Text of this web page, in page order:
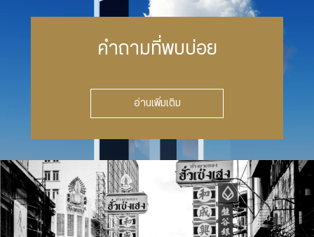
คำถามที่พบบ่อย
อ่านเพิ่มเติม